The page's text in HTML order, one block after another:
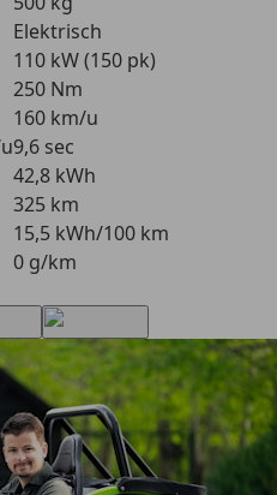
Elektrisch
110 kW (150 pk)
250 Nm
160 km/u
9,6 sec
42,8 kWh
325 km
15,5 kWh/100 km
0 g/km